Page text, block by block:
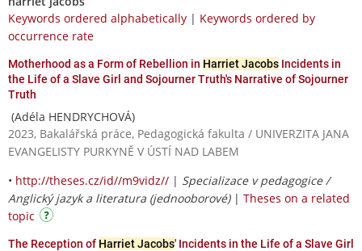
Keywords ordered alphabetically | Keywords ordered by
occurrence rate
Motherhood as a Form of Rebellion in Harriet Jacobs Incidents in
the Life of a Slave Girl and Sojourner Truth's Narrative of Sojourner
Truth
(Adéla HENDRYCHOVÁ)
2023, Bakalářská práce, Pedagogická fakulta / UNIVERZITA JANA
EVANGELISTY PURKYNĚ V ÚSTÍ NAD LABEM
• http://theses.cz/id//m9vidz// | Specializace v pedagogice /
Anglický jazyk a literatura (jednooborové)| Theses on a related
topic
The Reception of Harriet Jacobs' Incidents in the Life of a Slave Girl